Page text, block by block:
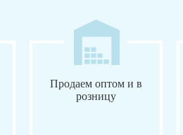
Продаем оптом и в
розницу